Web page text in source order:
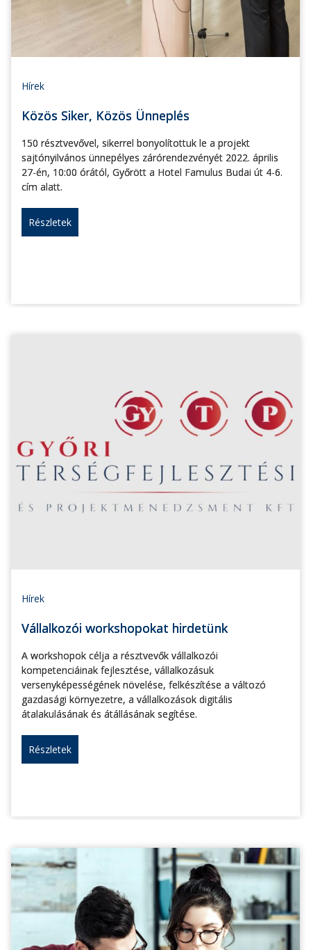
Hírek
Közös Siker, Közös Ünneplés
150 résztvevővel, sikerrel bonyolítottuk le a projekt
sajtónyilvános ünnepélyes zárórendezvényét 2022. április
27-én, 10:00 órától, Győrött a Hotel Famulus Budai út 4-6.
cím alatt.
Részletek
Hírek
Vállalkozói workshopokat hirdetünk
A workshopok célja a résztvevők vállalkozói
kompetenciáinak fejlesztése, vállalkozásuk
versenyképességének növelése, felkészítése a változó
gazdasági környezetre, a vállalkozások digitális
átalakulásának és átállásának segítése.
Részletek